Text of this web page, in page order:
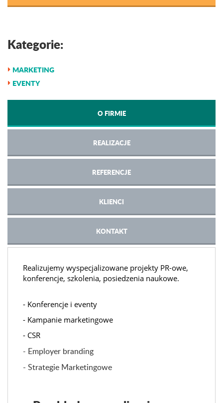
Kategorie:
MARKETING
EVENTY
O FIRMIE
REALIZACJE
REFERENCJE
KLIENCI
KONTAKT
Realizujemy wyspecjalizowane projekty PR-owe,
konferencje, szkolenia, posiedzenia naukowe.
- Konferencje i eventy
- Kampanie marketingowe
- CSR
- Employer branding
- Strategie Marketingowe